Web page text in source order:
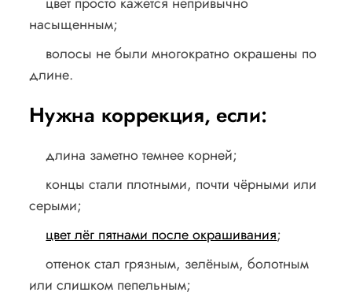
насыщенным;
волосы не были многократно окрашены по
длине.
Нужна коррекция, если:
длина заметно темнее корней;
концы стали плотными, почти чёрными или
серыми;
цвет лёг пятнами после окрашивания;
оттенок стал грязным, зелёным, болотным
или слишком пепельным;